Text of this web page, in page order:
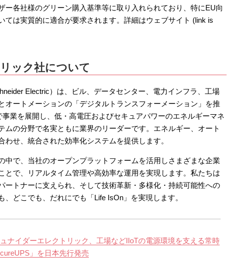
ー各社様のグリーン購入基準等に取り入れられており、特にEU向
ては実質的に適合が要求されます。詳細はウェブサイト (link is
ック社について
Electric）は、ビル、データセンター、電力インフラ、工場
オートメーションの「デジタルトランスフォーメーション」を推
業を展開し、低・高電圧およびセキュアパワーのエネルギーマネ
ムの分野で名実ともに業界のリーダーです。エネルギー、オート
わせ、統合された効率化システムを提供します。
中で、当社のオープンプラットフォームを活用しさまざまな企業
とで、リアルタイム管理や高効率な運用を実現します。私たちは
ートナーに支えられ、そして技術革新・多様化・持続可能性への
、どこでも、だれにでも「Life IsOn」を実現します。
ナイダーエレクトリック、工場などIIoTの電源環境を支える常時
」を日本先行発売